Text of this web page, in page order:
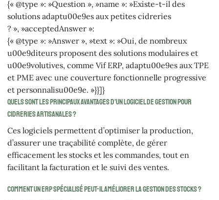
{« @type »: »Question », »name »: »Existe-t-il des
solutions adaptu00e9es aux petites cidreries
? », »acceptedAnswer »:
{« @type »: »Answer », »text »: »Oui, de nombreux
u00e9diteurs proposent des solutions modulaires et
u00e9volutives, comme Vif ERP, adaptu00e9es aux TPE
et PME avec une couverture fonctionnelle progressive
et personnalisu00e9e. »}}]}
Quels sont les principaux avantages d’un logiciel de gestion pour
cidreries artisanales ?
Ces logiciels permettent d’optimiser la production,
d’assurer une traçabilité complète, de gérer
efficacement les stocks et les commandes, tout en
facilitant la facturation et le suivi des ventes.
Comment un ERP spécialisé peut-il améliorer la gestion des stocks ?